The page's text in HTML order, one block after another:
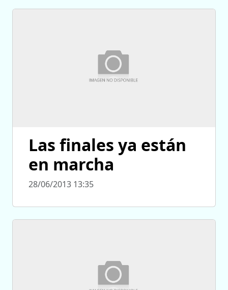
Las finales ya están
en marcha
28/06/2013 13:35